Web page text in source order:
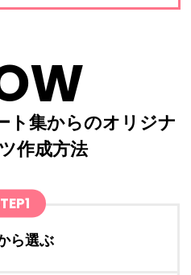
ト集からのオリジナ
作成方法
ら選ぶ